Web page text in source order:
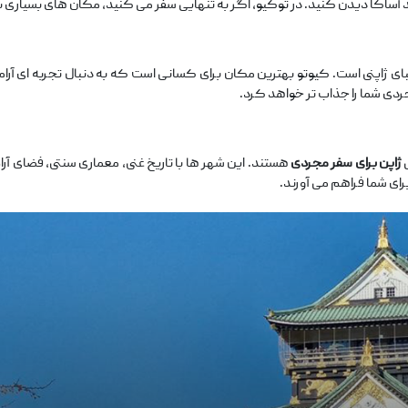
آساکا دیدن کنید. در توکیو، اگر به تنهایی سفر می‌ کنید، مکان ‌های
ژاپنی است. کیوتو بهترین مکان برای کسانی است که به دنبال تجربه ‌ای
شما را جذاب ‌تر خواهد کرد.
ژاپن برای سفر مجردیهستند. این شهر ها با تاریخ غنی، معماری سنتی، فضای
شما فراهم می ‌آورند.